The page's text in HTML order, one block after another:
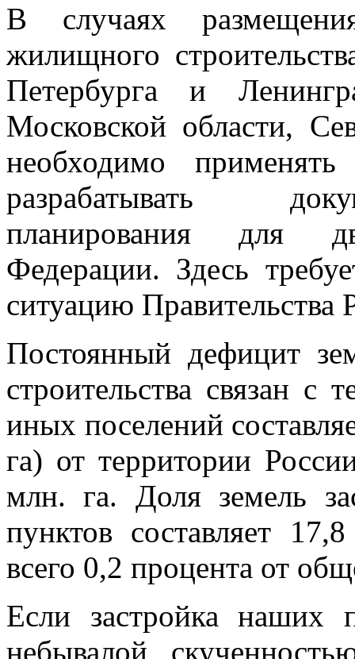
В случаях
жилищного
Петербурга и
Московской области,
необходимо
разрабатывать
планирования для
Федерации. Здесь
ситуацию Правительства
Постоянный дефицит
строительства связан с
иных поселений
га) от территории
млн. га. Доля земель
пунктов составляет
всего 0,2 процента от
Если застройка наших
небывалой